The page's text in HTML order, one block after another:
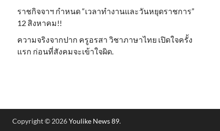
ราชกิจจาฯ กำหนด “เวลาทำงานและวันหยุดราชการ”
12 สิงหาคม!!
ความจริงจากปาก ครูอรสา วิชาภาษาไทย เปิดใจครั้ง
แรก ก่อนที่สังคมจะเข้าใจผิด.
Copyright © 2026Youlike News 89.